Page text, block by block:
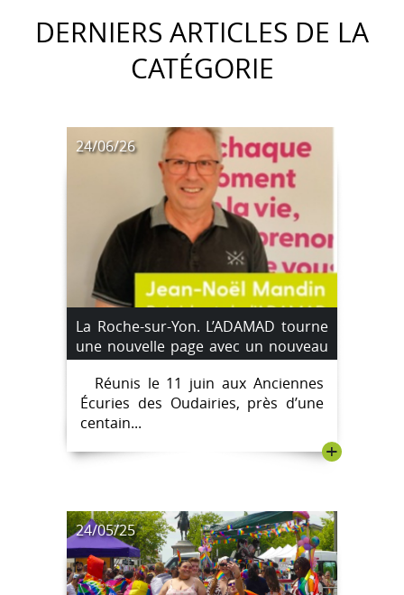
DERNIERS ARTICLES DE LA
CATÉGORIE
24/06/26
La Roche-sur-Yon. L’ADAMAD tourne
une nouvelle page avec un nouveau
président
Réunis le 11 juin aux Anciennes
Écuries des Oudairies, près d’une
centain...
+
24/05/25